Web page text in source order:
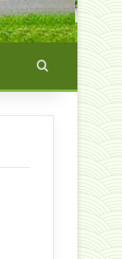
Искать